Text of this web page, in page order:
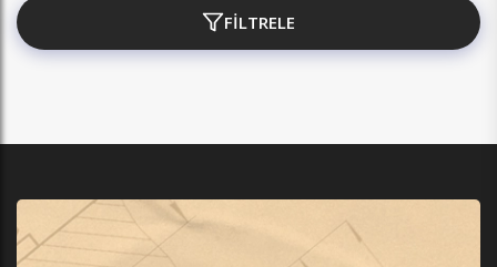
FİLTRELE